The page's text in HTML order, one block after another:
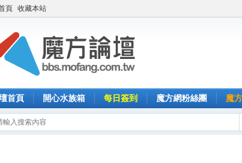
頁 收藏本站
首頁 開心水族箱 每日簽到 魔方網粉絲團 魔